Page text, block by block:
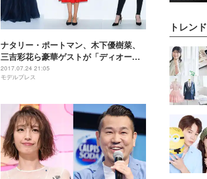
ナタリー・ポートマン、木下優樹菜、
三吉彩花ら豪華ゲストが「ディオー
ル」イベントに集結
2017.07.24 21:05
モデルプレス
トレンド